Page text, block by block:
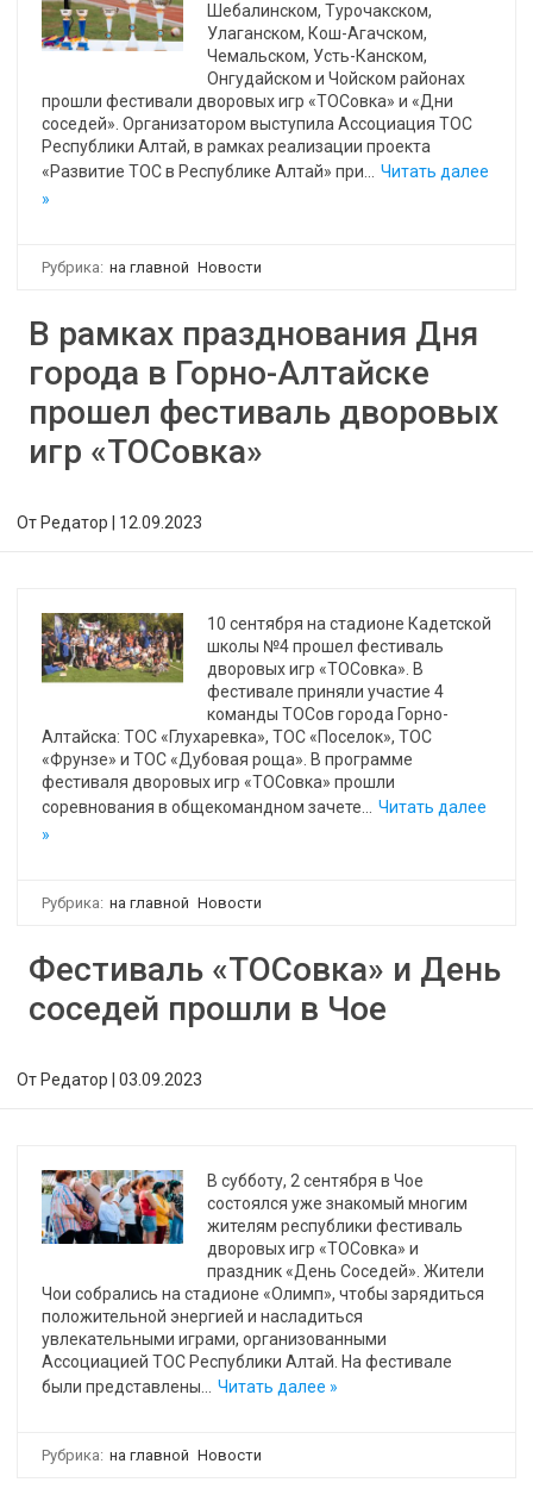
Шебалинском, Турочакском,
Улаганском, Кош-Агачском,
Чемальском, Усть-Канском,
Онгудайском и Чойском районах
прошли фестивали дворовых игр «ТОСовка» и «Дни
соседей». Организатором выступила Ассоциация ТОС
Республики Алтай, в рамках реализации проекта
«Развитие ТОС в Республике Алтай» при…
Читать далее
»
Рубрика: на главной Новости
В рамках празднования Дня
города в Горно-Алтайске
прошел фестиваль дворовых
игр «ТОСовка»
От Редатор 12.09.2023
10 сентября на стадионе Кадетской
школы №4 прошел фестиваль
дворовых игр «ТОСовка». В
фестивале приняли участие 4
команды ТОСов города Горно-
Алтайска: ТОС «Глухаревка», ТОС «Поселок», ТОС
«Фрунзе» и ТОС «Дубовая роща». В программе
фестиваля дворовых игр «ТОСовка» прошли
соревнования в общекомандном зачете…
Читать далее
»
Рубрика: на главной Новости
Фестиваль «ТОСовка» и День
соседей прошли в Чое
От Редатор 03.09.2023
В субботу, 2 сентября в Чое
состоялся уже знакомый многим
жителям республики фестиваль
дворовых игр «ТОСовка» и
праздник «День Соседей». Жители
Чои собрались на стадионе «Олимп», чтобы зарядиться
положительной энергией и насладиться
увлекательными играми, организованными
Ассоциацией ТОС Республики Алтай. На фестивале
были представлены…
Читать далее »
Рубрика: на главной Новости